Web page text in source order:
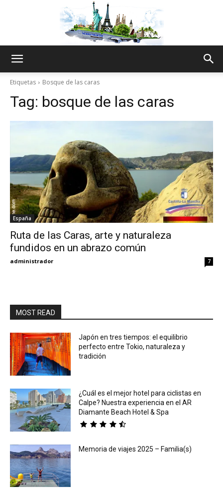
Thru
My
Eyes
Etiquetas Bosque de las caras
Tag: bosque de las caras
España
Ruta de las Caras, arte y naturaleza
fundidos en un abrazo común
administrador 7
MOST READ
Japón en tres tiempos: el equilibrio
perfecto entre Tokio, naturaleza y
tradición
¿Cuál es el mejor hotel para ciclistas en
Calpe? Nuestra experiencia en el AR
Diamante Beach Hotel & Spa
Memoria de viajes 2025 – Familia(s)